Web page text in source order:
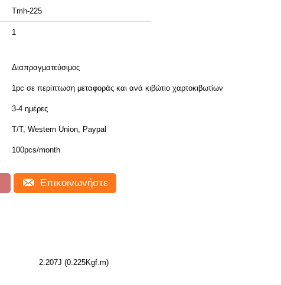
Tmh-225
1
Διαπραγματεύσιμος
1pc σε περίπτωση μεταφοράς και ανά κιβώτιο χαρτοκιβωτίων
3-4 ημέρες
T/T, Western Union, Paypal
100pcs/month
Επικοινωνήστε
2.207J (0.225Kgf.m)